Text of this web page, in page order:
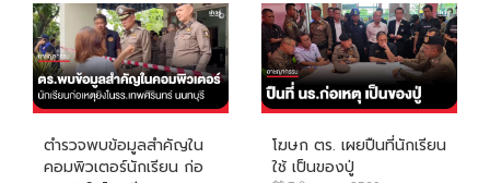
ตำรวจพบข้อมูลสำคัญใน
คอมพิวเตอร์นักเรียน ก่อ
โฆษก ตร. เผยปืนที่นักเรียน
ใช้ เป็นของปู่